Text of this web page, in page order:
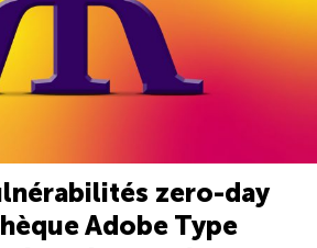
zero-day
Adobe Type